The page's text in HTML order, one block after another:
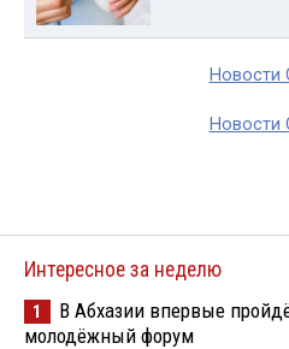
Новости
Новости
Интересное за неделю
1
В Абхазии впервые
молодёжный форум